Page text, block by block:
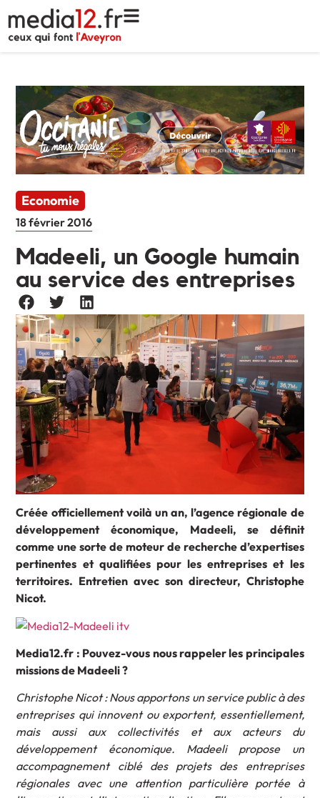
Economie
18 février 2016
Madeeli, un Google humain
au service des entreprises
Créée officiellement voilà un an, l’agence régionale de
développement économique, Madeeli, se définit
comme une sorte de moteur de recherche d’expertises
pertinentes et qualifiées pour les entreprises et les
territoires. Entretien avec son directeur, Christophe
Nicot.
Media12.fr : Pouvez-vous nous rappeler les principales
missions de Madeeli ?
Christophe Nicot : Nous apportons un service public à des
entreprises qui innovent ou exportent, essentiellement,
mais aussi aux collectivités et aux acteurs du
développement économique. Madeeli propose un
accompagnement ciblé des projets des entreprises
régionales avec une attention particulière portée à